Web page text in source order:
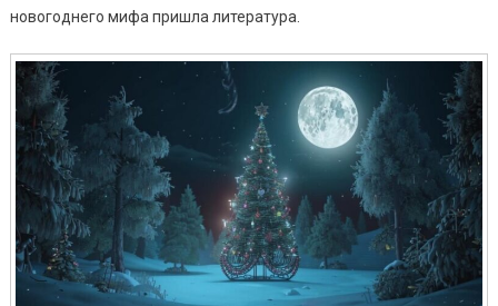
новогоднего мифа пришла литература.